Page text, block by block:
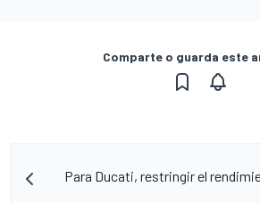
Comparte o guarda este
Para Ducati, restringir el